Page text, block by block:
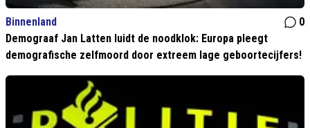
Binnenland
0
Demograaf Jan Latten luidt de noodklok: Europa pleegt
demografische zelfmoord door extreem lage geboortecijfers!